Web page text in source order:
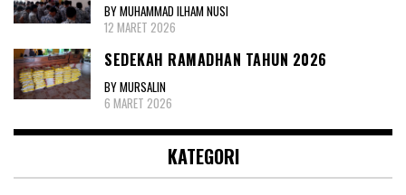
BY MUHAMMAD ILHAM NUSI
12 MARET 2026
SEDEKAH RAMADHAN TAHUN 2026
BY MURSALIN
6 MARET 2026
KATEGORI